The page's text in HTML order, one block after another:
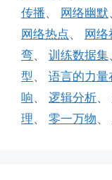
传播、 网络幽默
网络热点、 网络
弯、 训练数据集
型、 语言的力量
响、 逻辑分析、
理、 零一万物、